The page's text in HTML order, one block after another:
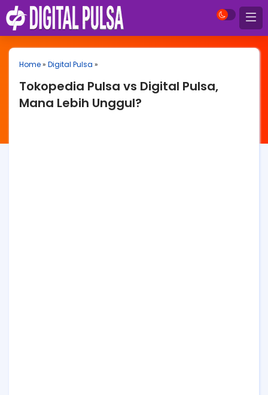
Home» Digital Pulsa »
Tokopedia Pulsa vs Digital Pulsa,
Mana Lebih Unggul?